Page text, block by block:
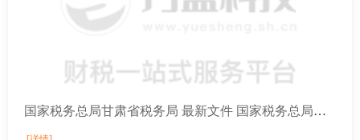
国家税务总局甘肃省税务局 最新文件 国家税务总局等9部门关于开展2026年助力小微经营主体发展“春雨润苗”专项行动的通知